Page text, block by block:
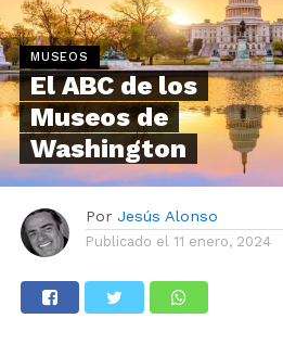
MUSEOS
El ABC de los
Museos de
Washington
Por Jesús Alonso
Publicado el 11 enero, 2024